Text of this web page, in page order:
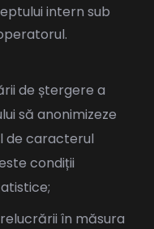
intern sub
de ștergere a
să anonimizeze
de caracterul
condiții
în măsura